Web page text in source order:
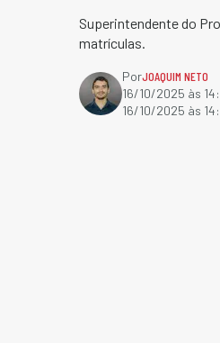
Superintendente do
matrículas.
PorJOAQUIM NETO
16/10/2025 às
16/10/2025 às